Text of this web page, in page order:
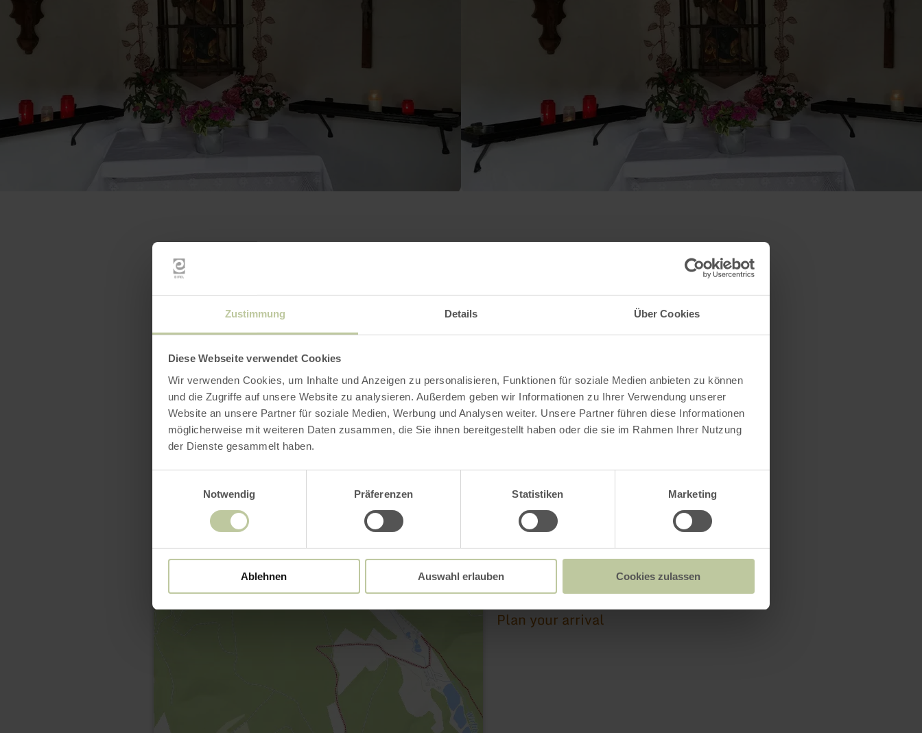
Zustimmung Details Über Cookies
Diese Webseite verwendet Cookies
Wir verwenden Cookies, um Inhalte und Anzeigen zu personalisieren, Funktionen für soziale Medien anbieten zu können
und die Zugriffe auf unsere Website zu analysieren. Außerdem geben wir Informationen zu Ihrer Verwendung unserer
Website an unsere Partner für soziale Medien, Werbung und Analysen weiter. Unsere Partner führen diese Informationen
möglicherweise mit weiteren Daten zusammen, die Sie ihnen bereitgestellt haben oder die sie im Rahmen Ihrer Nutzung
der Dienste gesammelt haben.
Notwendig
Präferenzen Statistiken Marketing
Ablehnen Auswahl erlauben Cookies zulassen
Wallfahrtskapelle Müllenwirft
Wirftbachtal
53520 Wirft
Email
Website
Plan your arrival